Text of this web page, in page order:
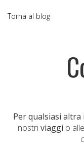
Torna al blog
Per qualsiasi
nostriviaggi o